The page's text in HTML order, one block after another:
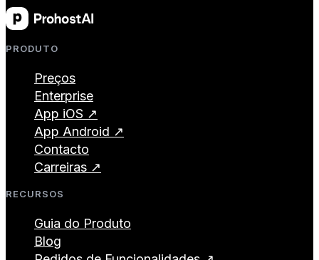
PRODUTO
Preços
Enterprise
App iOS ↗
App Android ↗
Contacto
Carreiras ↗
RECURSOS
Guia do Produto
Blog